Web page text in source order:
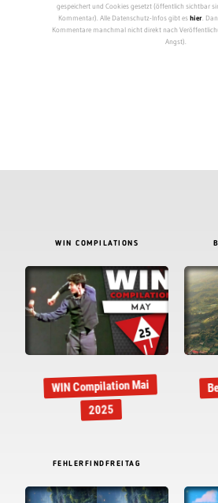
gespeichert und Cookies gesetzt (öffentlich sichtbar
Kommentar). Alle Datenschutz-Infos gibt eshier.
Kommentare manchmal nicht direkt nach
Angst).
WIN COMPILATIONS
WIN Compilation Mai
2025
FEHLERFINDFREITAG